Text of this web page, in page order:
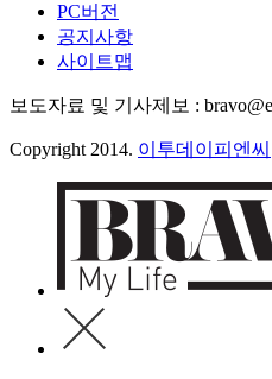
PC버전
공지사항
사이트맵
보도자료 및 기사제보 :
Copyright 2014. 이투데이피엔씨